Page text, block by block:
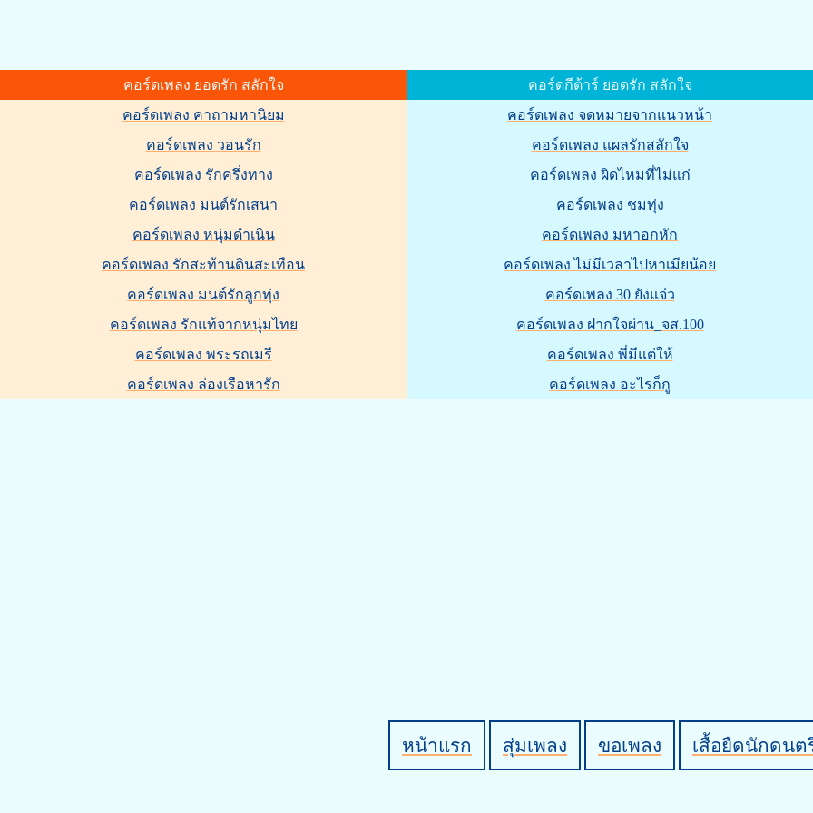
คอร์ดเพลง ยอดรัก สลักใจ
คอร์ดเพลง คาถามหานิยม
คอร์ดเพลง วอนรัก
คอร์ดเพลง รักครึ่งทาง
คอร์ดเพลง มนต์รักเสนา
คอร์ดเพลง หนุ่มดำเนิน
คอร์ดเพลง รักสะท้านดินสะเทือน
คอร์ดเพลง มนต์รักลูกทุ่ง
คอร์ดเพลง รักแท้จากหนุ่มไทย
คอร์ดเพลง พระรถเมรี
คอร์ดเพลง ล่องเรือหารัก
คอร์ดกีต้าร์ ยอดรัก สลักใจ
คอร์ดเพลง จดหมายจากแนวหน้า
คอร์ดเพลง แผลรักสลักใจ
คอร์ดเพลง ผิดไหมที่ไม่แก่
คอร์ดเพลง ชมทุ่ง
คอร์ดเพลง มหาอกหัก
คอร์ดเพลง ไม่มีเวลาไปหาเมียน้อย
คอร์ดเพลง 30 ยังแจ๋ว
คอร์ดเพลง ฝากใจผ่าน_จส.100
คอร์ดเพลง พี่มีแต่ให้
คอร์ดเพลง อะไรก็กู
หน้าแรก สุ่มเพลง ขอเพลง เสื้อยืดนักดนต